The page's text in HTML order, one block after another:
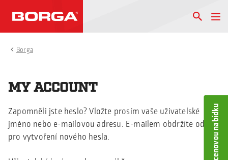
Borga
MY ACCOUNT
Zapomněli jste heslo? Vložte prosím vaše uživatelské
jméno nebo e-mailovou adresu. E-mailem obdržíte odkaz
pro vytvoření nového hesla.